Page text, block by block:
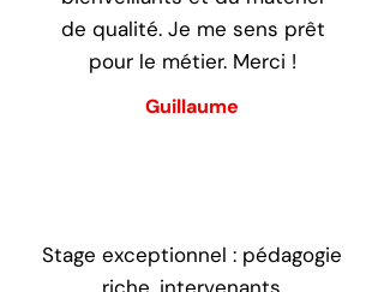
de qualité. Je me sens prêt
pour le métier. Merci !
Guillaume
Stage exceptionnel : pédagogie